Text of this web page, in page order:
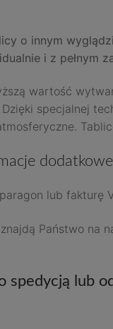
o innym
i z pełnym
wartość
specjalnej
dodatkowe
lub fakturę
Państwo na
spedycją lub